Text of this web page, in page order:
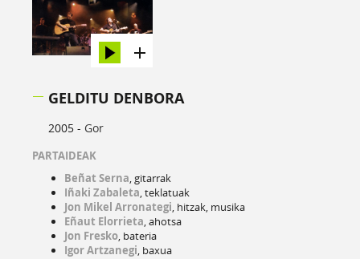
GELDITU DENBORA
2005 - Gor
PARTAIDEAK
Beñat Serna, gitarrak
Iñaki Zabaleta, teklatuak
Jon Mikel Arronategi, hitzak, musika
Eñaut Elorrieta, ahotsa
Jon Fresko, bateria
Igor Artzanegi, baxua